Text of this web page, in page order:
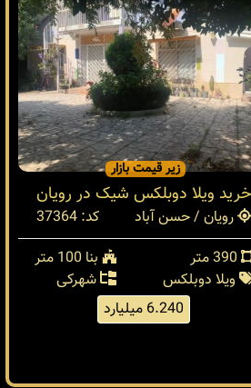
زیر قیمت بازار
خرید ویلا دوبلکس شیک در رویان
رویان / حسن آباد
کد: 37364
بنا 100 متر
ویلا دوبلکس
شهرکی
6.240 میلیارد